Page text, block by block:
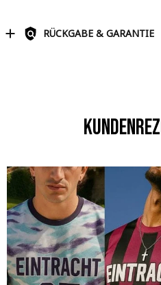
RÜCKGABE & GARANTIE